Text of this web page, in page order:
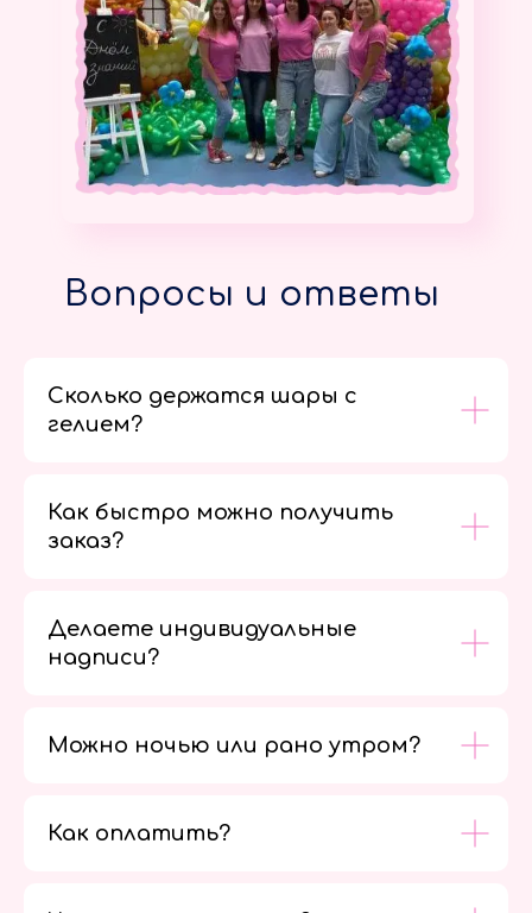
Вопросы и ответы
Сколько держатся шары с
гелием?
Как быстро можно получить
заказ?
Делаете индивидуальные
надписи?
Можно ночью или рано утром?
Как оплатить?